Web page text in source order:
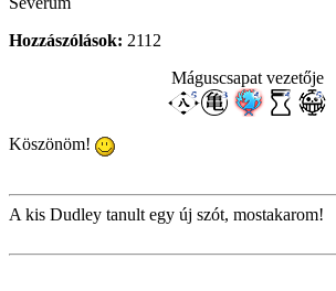
Hozzászólások: 2112
Máguscsapat vezetője
Köszönöm!
A kis Dudley tanult egy új szót, mostakarom!